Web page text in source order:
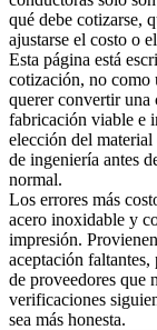
qué debe cotizarse,
ajustarse el costo o
Esta página está
cotización, no como
querer convertir una
fabricación viable e
elección del
de ingeniería antes
normal.
Los errores más
acero inoxidable y
impresión.
aceptación faltantes,
de proveedores que
verificaciones
sea más honesta.